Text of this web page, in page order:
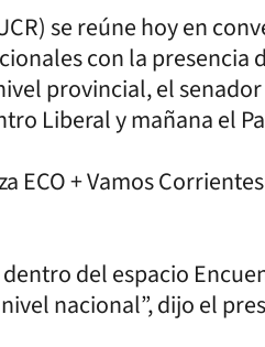
se reúne hoy en
con la presencia
provincial, el
Liberal y mañana el
ECO + Vamos
dentro del espacio
nacional”, dijo el